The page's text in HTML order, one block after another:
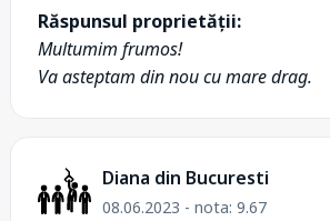
Răspunsul proprietății:
Multumim frumos!
Va asteptam din nou cu mare drag.
Diana din Bucuresti
08.06.2023 - nota: 9.67